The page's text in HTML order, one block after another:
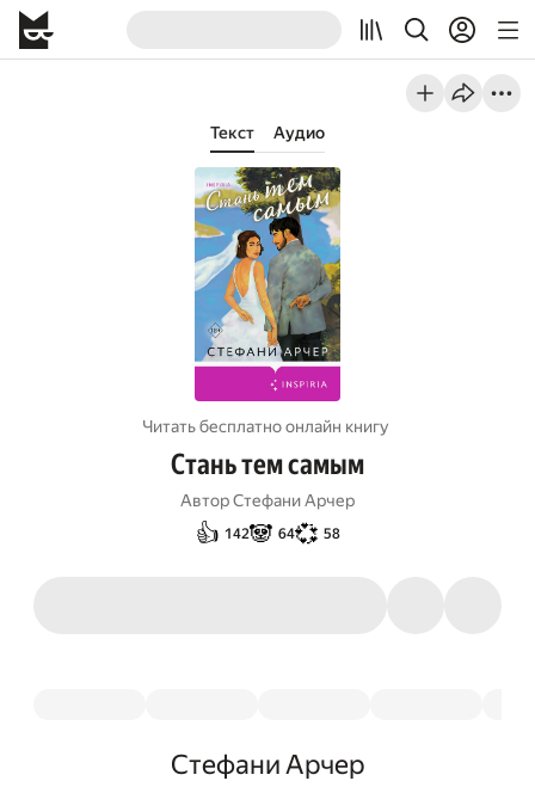
Текст Аудио
Читать бесплатно онлайн книгу
Стань тем самым
АвторСтефани Арчер
👍 142🐼 64💞 58
Стефани Арчер